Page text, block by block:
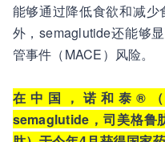
能够通过降低食欲和减少
外，semaglutide还能够
管事件（MACE）风险。
在中国，诺和泰®（
semaglutide，司美格鲁